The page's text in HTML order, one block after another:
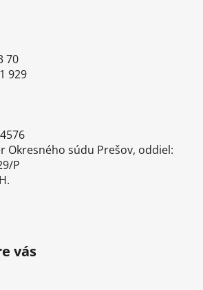
70
929
Okresného súdu Prešov, oddiel:
P
vás